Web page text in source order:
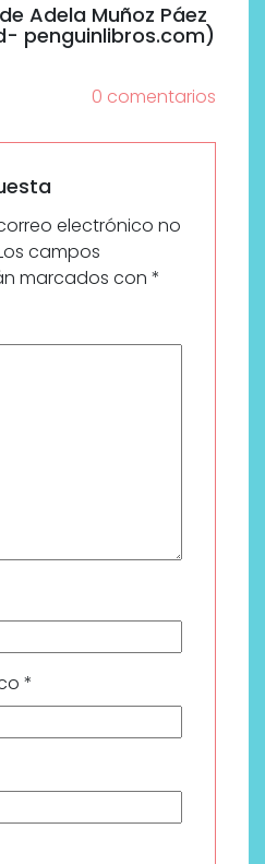
Adela Muñoz Páez
penguinlibros.com)
0 comentarios
electrónico no
campos
marcados con *
*